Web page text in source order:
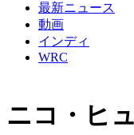
最新ニュース
動画
インディ
WRC
ニコ・ヒ